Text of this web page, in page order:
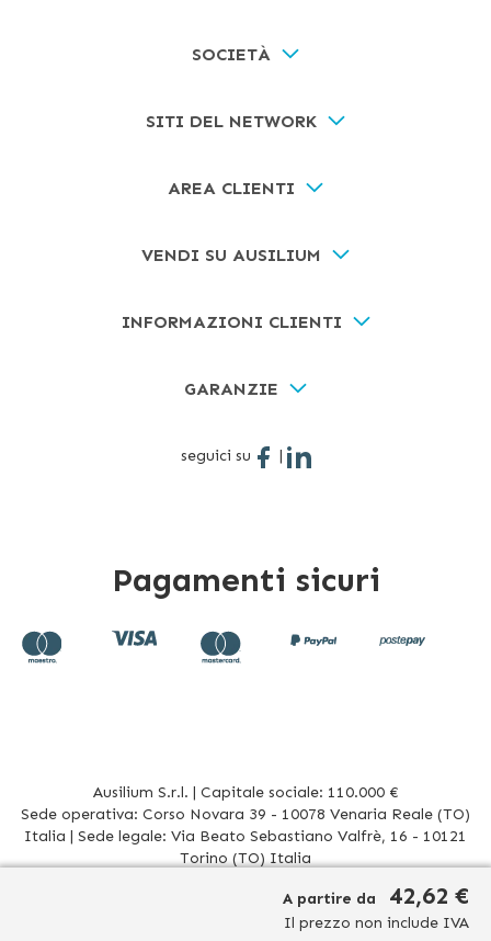
A partire da 42,62 €
Il prezzo non include IVA
SOCIETÀ
SITI DEL NETWORK
AREA CLIENTI
VENDI SU AUSILIUM
INFORMAZIONI CLIENTI
GARANZIE
seguici su |
Pagamenti sicuri
Ausilium S.r.l. | Capitale sociale: 110.000 €
Sede operativa: Corso Novara 39 - 10078 Venaria Reale (TO)
Italia | Sede legale: Via Beato Sebastiano Valfrè, 16 - 10121
Torino (TO) Italia
info@ausilium.it
Relativamente ai prodotti venduti da Ausilium S.r.l. ed aventi la seguente natura: